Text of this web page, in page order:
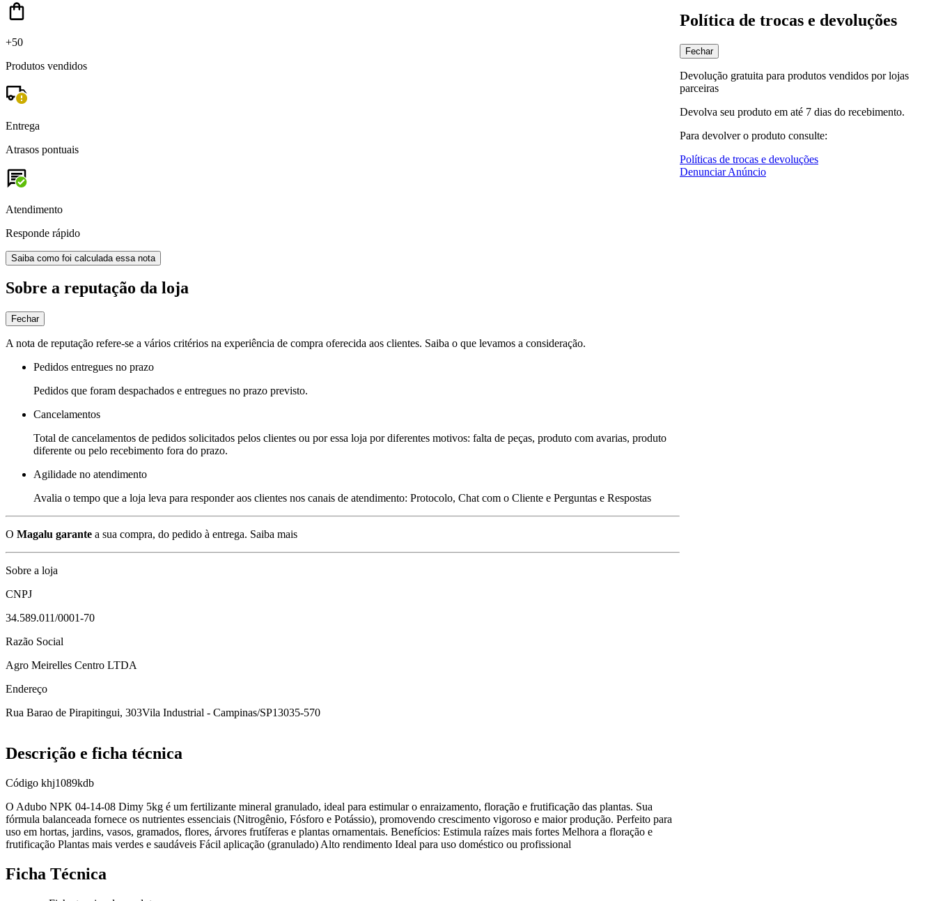
+50
Produtos vendidos
Entrega
Atrasos pontuais
Atendimento
Responde rápido
Saiba como foi calculada essa nota
Sobre a reputação da loja
Fechar
A nota de reputação refere-se a vários critérios na experiência de compra oferecida aos clientes. Saiba o que levamos a consideração.
Pedidos entregues no prazo
Pedidos que foram despachados e entregues no prazo previsto.
Cancelamentos
Total de cancelamentos de pedidos solicitados pelos clientes ou por essa loja por diferentes motivos: falta de peças, produto com avarias, produto
diferente ou pelo recebimento fora do prazo.
Agilidade no atendimento
Avalia o tempo que a loja leva para responder aos clientes nos canais de atendimento: Protocolo, Chat com o Cliente e Perguntas e Respostas
O Magalu garante a sua compra, do pedido à entrega. Saiba mais
Sobre a loja
CNPJ
34.589.011/0001-70
Razão Social
Agro Meirelles Centro LTDA
Endereço
Rua Barao de Pirapitingui, 303Vila Industrial - Campinas/SP13035-570
Política de trocas e devoluções
Fechar
Devolução gratuita para produtos vendidos por lojas
parceiras
Devolva seu produto em até 7 dias do recebimento.
Para devolver o produto consulte:
Políticas de trocas e devoluções
Denunciar Anúncio
Descrição e ficha técnica
Código khj1089kdb
O Adubo NPK 04-14-08 Dimy 5kg é um fertilizante mineral granulado, ideal para estimular o enraizamento, floração e frutificação das plantas. Sua
fórmula balanceada fornece os nutrientes essenciais (Nitrogênio, Fósforo e Potássio), promovendo crescimento vigoroso e maior produção. Perfeito para
uso em hortas, jardins, vasos, gramados, flores, árvores frutíferas e plantas ornamentais. Benefícios: Estimula raízes mais fortes Melhora a floração e
frutificação Plantas mais verdes e saudáveis Fácil aplicação (granulado) Alto rendimento Ideal para uso doméstico ou profissional
Ficha Técnica